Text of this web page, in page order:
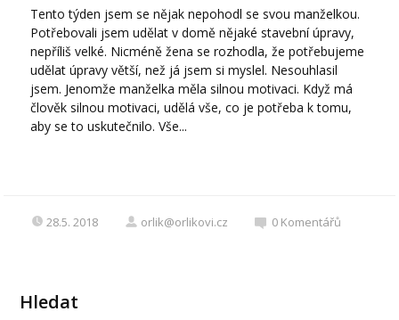
Tento týden jsem se nějak nepohodl se svou manželkou.
Potřebovali jsem udělat v domě nějaké stavební úpravy,
nepříliš velké. Nicméně žena se rozhodla, že potřebujeme
udělat úpravy větší, než já jsem si myslel. Nesouhlasil
jsem. Jenomže manželka měla silnou motivaci. Když má
člověk silnou motivaci, udělá vše, co je potřeba k tomu,
aby se to uskutečnilo. Vše...
28.5. 2018 orlik@orlikovi.cz 0 Komentářů
Hledat